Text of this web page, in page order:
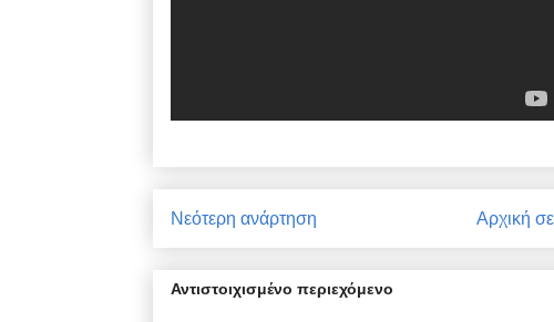
Νεότερη ανάρτηση Αρχική
Αντιστοιχισμένο περιεχόμενο